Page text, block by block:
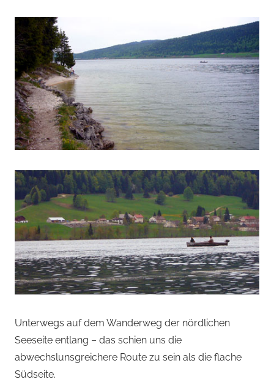
Unterwegs auf dem Wanderweg der nördlichen
Seeseite entlang – das schien uns die
abwechslunsgreichere Route zu sein als die flache
Südseite.